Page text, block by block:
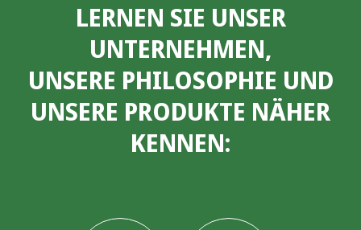
LERNEN SIE UNSER
UNTERNEHMEN,
UNSERE PHILOSOPHIE UND
UNSERE PRODUKTE NÄHER
KENNEN: